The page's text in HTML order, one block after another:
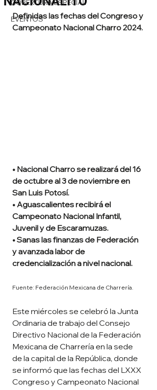
COBERTURA ESPECIAL
EVENTOS
Definidas las fechas del Congreso y
Campeonato Nacional Charro 2024.
• Nacional Charro se realizará del 16
de octubre al 3 de noviembre en
San Luis Potosí.
• Aguascalientes recibirá el
Campeonato Nacional Infantil,
Juvenil y de Escaramuzas.
• Sanas las finanzas de Federación
y avanzada labor de
credencialización a nivel nacional.
Fuente: Federación Mexicana de Charrería.
Este miércoles se celebró la Junta
Ordinaria de trabajo del Consejo
Directivo Nacional de la Federación
Mexicana de Charrería en la sede
de la capital de la República, donde
se informó que las fechas del LXXX
Congreso y Campeonato Nacional